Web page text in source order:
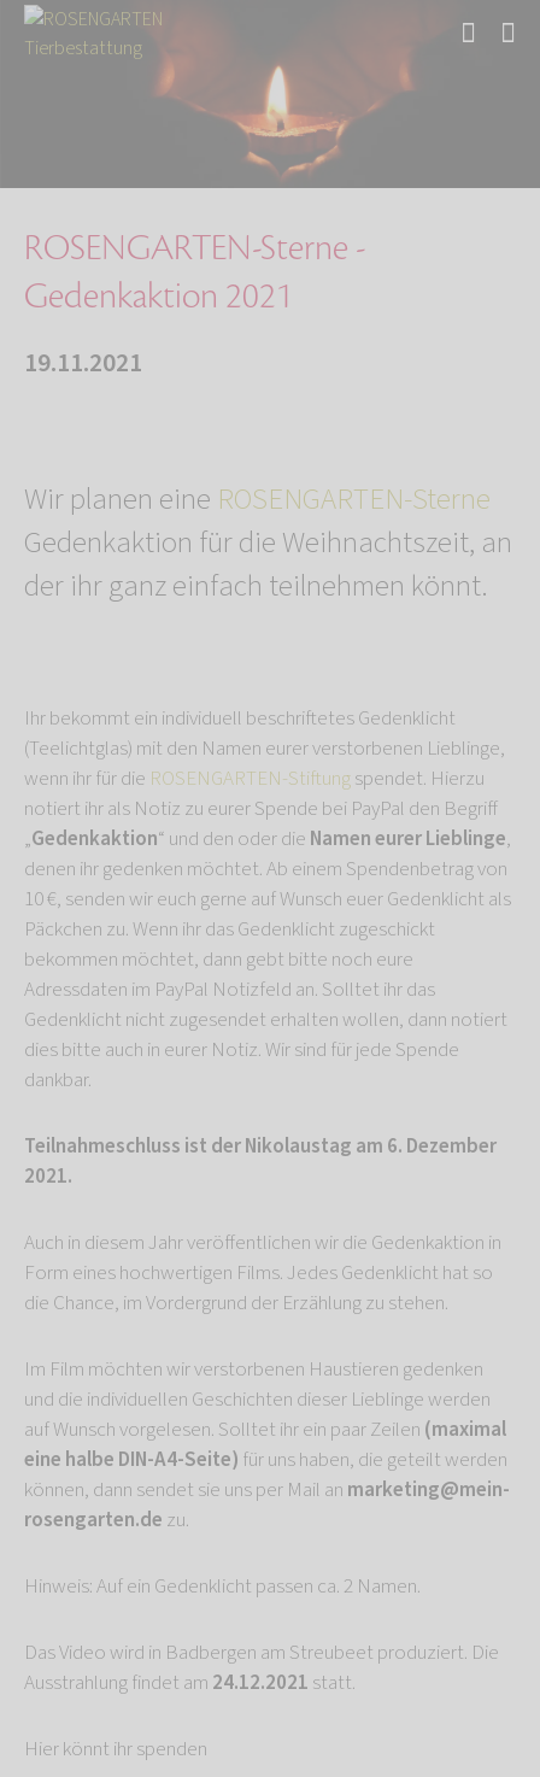
Aktuelles
ROSENGARTEN-Sterne - Gedenkaktion 2021
ROSENGARTEN-Sterne -
Gedenkaktion 2021
19.11.2021
Wir planen eine ROSENGARTEN-Sterne
Gedenkaktion für die Weihnachtszeit, an
der ihr ganz einfach teilnehmen könnt.
Ihr bekommt ein individuell beschriftetes Gedenklicht
(Teelichtglas) mit den Namen eurer verstorbenen Lieblinge,
wenn ihr für die ROSENGARTEN-Stiftungspendet. Hierzu
notiert ihr als Notiz zu eurer Spende bei PayPal den Begriff
„Gedenkaktion“ und den oder die Namen eurer Lieblinge,
denen ihr gedenken möchtet. Ab einem Spendenbetrag von
10 €, senden wir euch gerne auf Wunsch euer Gedenklicht als
Päckchen zu. Wenn ihr das Gedenklicht zugeschickt
bekommen möchtet, dann gebt bitte noch eure
Adressdaten im PayPal Notizfeld an. Solltet ihr das
Gedenklicht nicht zugesendet erhalten wollen, dann notiert
dies bitte auch in eurer Notiz. Wir sind für jede Spende
dankbar.
Teilnahmeschluss ist der Nikolaustag am 6. Dezember
2021.
Auch in diesem Jahr veröffentlichen wir die Gedenkaktion in
Form eines hochwertigen Films. Jedes Gedenklicht hat so
die Chance, im Vordergrund der Erzählung zu stehen.
Im Film möchten wir verstorbenen Haustieren gedenken
und die individuellen Geschichten dieser Lieblinge werden
auf Wunsch vorgelesen. Solltet ihr ein paar Zeilen (maximal
eine halbe DIN-A4-Seite) für uns haben, die geteilt werden
können, dann sendet sie uns per Mail an marketing@mein-
rosengarten.de zu.
Hinweis: Auf ein Gedenklicht passen ca. 2 Namen.
Das Video wird in Badbergen am Streubeet produziert. Die
Ausstrahlung findet am 24.12.2021 statt.
Hier könnt ihr spenden